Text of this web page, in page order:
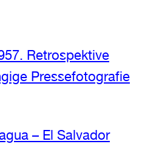
Retrospektive
Pressefotografie
– El Salvador